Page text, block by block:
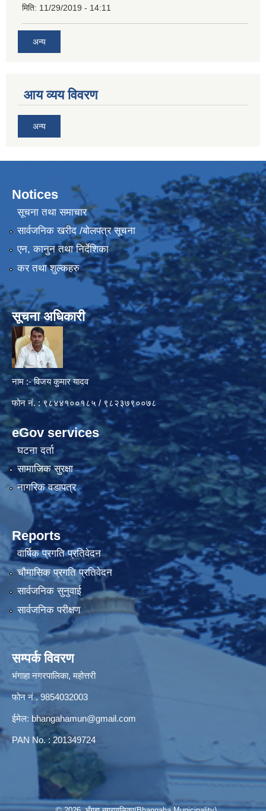
मिति: 11/29/2019 - 14:11
अन्य
आय व्यय विवरण
अन्य
Notices
सूचना तथा समाचार
सार्वजनिक खरीद /बोलपत्र सूचना
एन, कानुन तथा निर्देशिका
कर तथा शुल्कहरु
सूचना अधिकारी
नाम :- विजय कुमार यादव
फोन नं. : ९८४४१००१८५ / ९८२३७९००७८
eGov services
घटना दर्ता
सामाजिक सुरक्षा
नागरिक वडापत्र
Reports
वार्षिक प्रगति प्रतिवेदन
चौमासिक प्रगति प्रतिवेदन
सार्वजनिक सुनुवाई
सार्वजनिक परीक्षण
सम्पर्क विवरण
भंगाहा नगरपालिका, महोत्तरी
फोन नं . 9854032003
ईमेल: bhangahamun@gmail.com
PAN No. : 201349724